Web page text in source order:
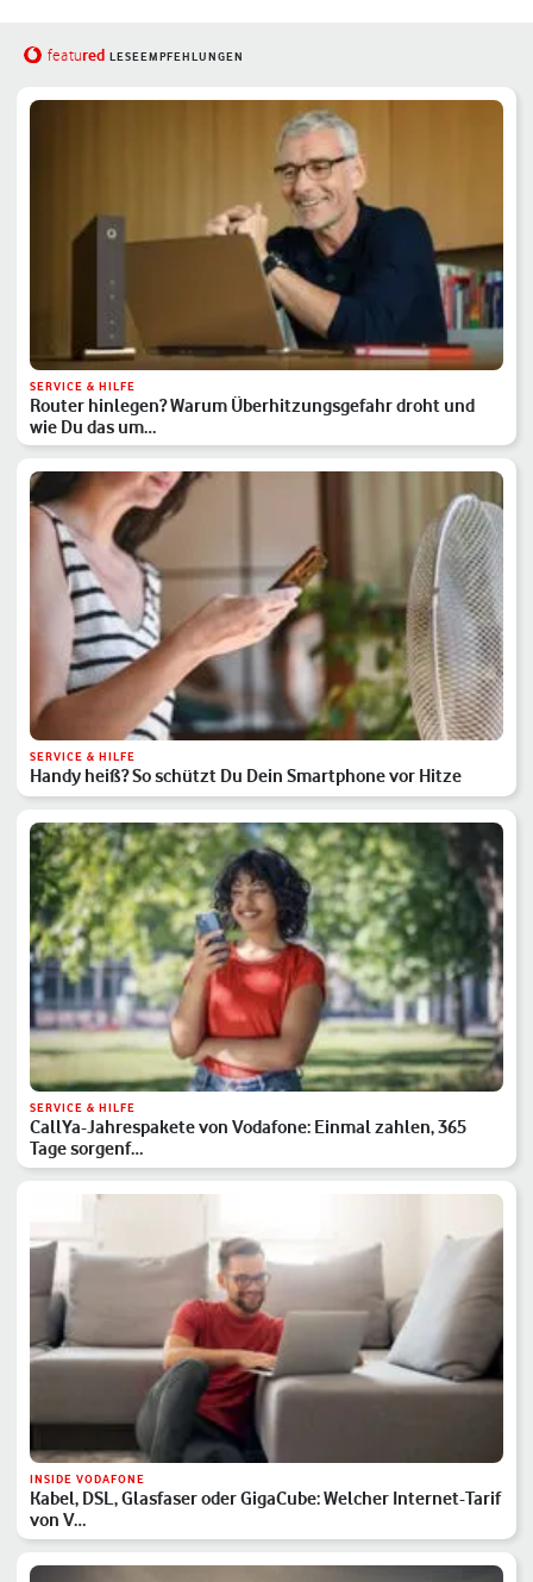
featured LESEEMPFEHLUNGEN
SERVICE & HILFE
Router hinlegen? Warum Überhitzungsgefahr droht und
wie Du das um…
SERVICE & HILFE
Handy heiß? So schützt Du Dein Smartphone vor Hitze
SERVICE & HILFE
CallYa-Jahrespakete von Vodafone: Einmal zahlen, 365
Tage sorgenf…
INSIDE VODAFONE
Kabel, DSL, Glasfaser oder GigaCube: Welcher Internet-Tarif
von V…